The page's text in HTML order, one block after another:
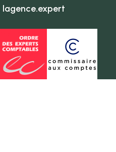
lagence.expert